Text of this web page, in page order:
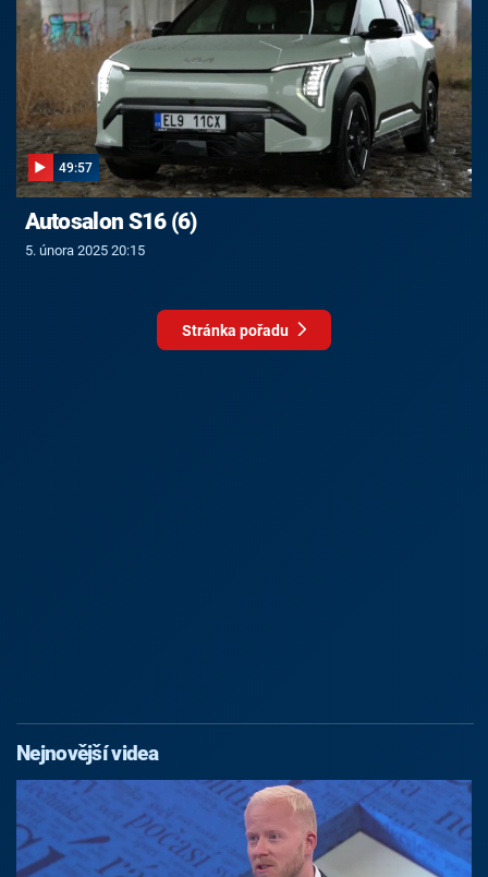
49:57
Autosalon S16 (6)
5. února 2025 20:15
Stránka pořadu
Nejnovější videa